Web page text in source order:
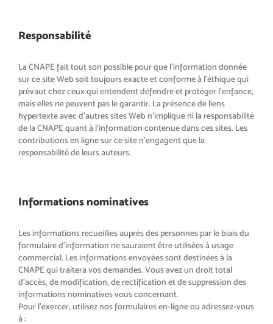
Responsabilité
La CNAPE fait tout son possible pour que l’information donnée
sur ce site Web soit toujours exacte et conforme à l’éthique qui
prévaut chez ceux qui entendent défendre et protéger l’enfance,
mais elles ne peuvent pas le garantir. La présence de liens
hypertexte avec d’autres sites Web n’implique ni la responsabilité
de la CNAPE quant à l’information contenue dans ces sites. Les
contributions en ligne sur ce site n’engagent que la
responsabilité de leurs auteurs.
Informations nominatives
Les informations recueillies auprès des personnes par le biais du
formulaire d’information ne sauraient être utilisées à usage
commercial. Les informations envoyées sont destinées à la
CNAPE qui traitera vos demandes. Vous avez un droit total
d’accès, de modification, de rectification et de suppression des
informations nominatives vous concernant.
Pour l’exercer, utilisez nos formulaires en-ligne ou adressez-vous
à :